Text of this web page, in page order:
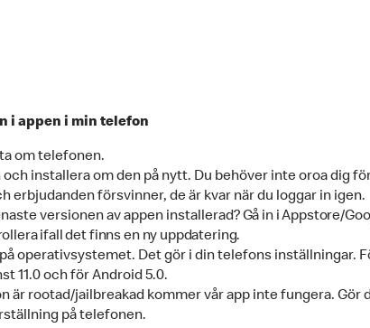
i appen i min telefon
om telefonen.
och installera om den på nytt. Du behöver inte oroa dig
erbjudanden försvinner, de är kvar när du loggar in igen.
versionen av appen installerad?Gå in i Appstore/
ifall det finns en ny uppdatering.
operativsystemet. Det gör i din telefons inställningar.
11.0 och för Android 5.0.
är rootad/jailbreakad kommer vår app inte fungera. Gör
på telefonen.